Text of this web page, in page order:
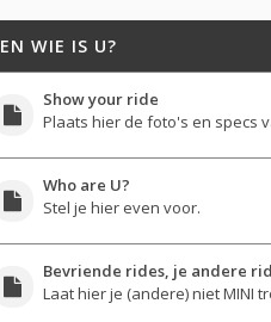
EN WIE IS U?
Show your ride
Plaats hier de foto's en specs
Who are U?
Stel je hier even voor.
Bevriende rides, je andere
Laat hier je (andere) niet MINI